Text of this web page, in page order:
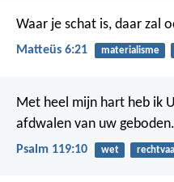
Waar je schat is, daar zal
Matteüs 6:21 materialisme
Met heel mijn hart heb ik
afdwalen van uw geboden.
Psalm 119:10 wet